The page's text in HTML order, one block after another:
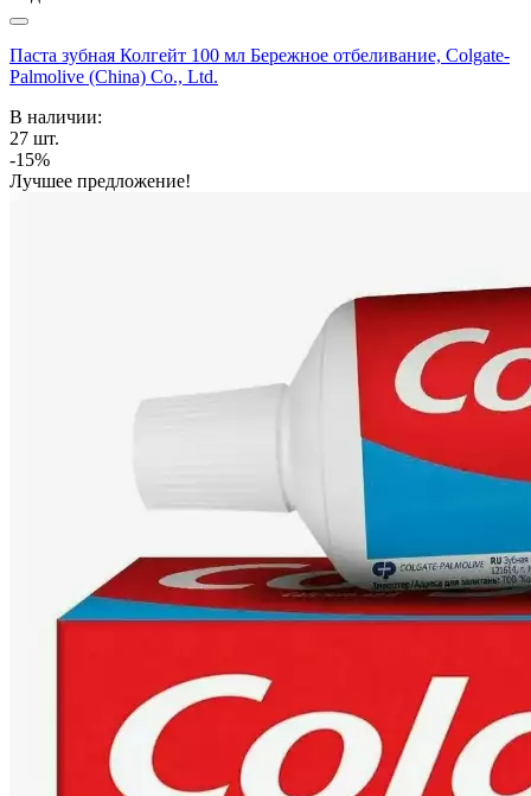
Паста зубная Колгейт 100 мл Бережное отбеливание, Colgate-
Palmolive (China) Co., Ltd.
В наличии:
27 шт.
-15%
Лучшее предложение!